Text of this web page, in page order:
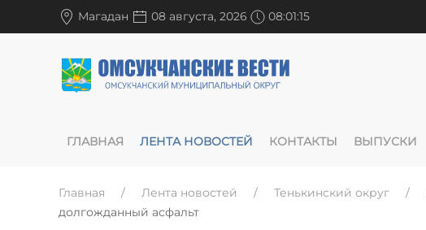
Магадан 08 августа, 2026 08:01:16
ГЛАВНАЯ ЛЕНТА НОВОСТЕЙ КОНТАКТЫ ВЫПУСКИ
Главная Лента новостей Тенькинский округ
долгожданный асфальт